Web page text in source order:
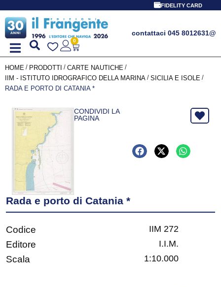
FIDELITY CARD
contattaci 045 8012631@
0
HOME / PRODOTTI / CARTE NAUTICHE /
IIM - ISTITUTO IDROGRAFICO DELLA MARINA / SICILIA E ISOLE /
RADA E PORTO DI CATANIA *
CONDIVIDI LA
PAGINA
Rada e porto di Catania *
Codice IIM 272
Editore I.I.M.
Scala 1:10.000